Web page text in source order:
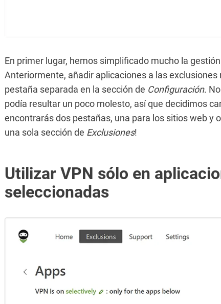
En primer lugar, hemos simplificado mucho la
Anteriormente, añadir aplicaciones a las exclusiones
pestaña separada en la sección de Configuración.
podía resultar un poco molesto, así que decidimos
encontrarás dos pestañas, una para los sitios web y
una sola sección de Exclusiones!
Utilizar VPN sólo en
seleccionadas